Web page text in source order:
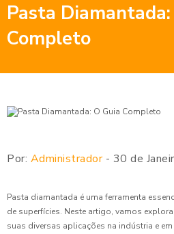
Pasta Diamantada:
Completo
Por: Administrador- 30 de
Pasta diamantada é uma ferramenta
de superfícies. Neste artigo, vamos
suas diversas aplicações na indústria e